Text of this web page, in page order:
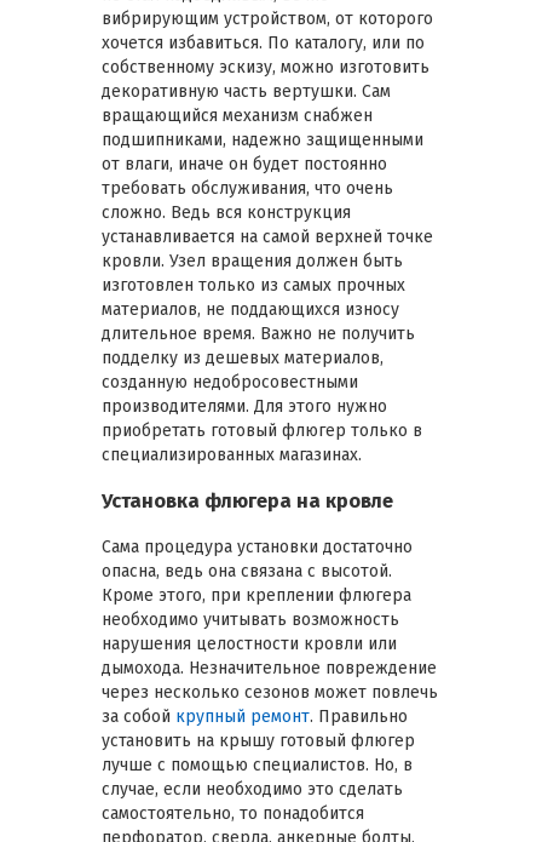
вибрирующим устройством, от которого
хочется избавиться. По каталогу, или по
собственному эскизу, можно изготовить
декоративную часть вертушки. Сам
вращающийся механизм снабжен
подшипниками, надежно защищенными
от влаги, иначе он будет постоянно
требовать обслуживания, что очень
сложно. Ведь вся конструкция
устанавливается на самой верхней точке
кровли. Узел вращения должен быть
изготовлен только из самых прочных
материалов, не поддающихся износу
длительное время. Важно не получить
подделку из дешевых материалов,
созданную недобросовестными
производителями. Для этого нужно
приобретать готовый флюгер только в
специализированных магазинах.
Установка флюгера на кровле
Сама процедура установки достаточно
опасна, ведь она связана с высотой.
Кроме этого, при креплении флюгера
необходимо учитывать возможность
нарушения целостности кровли или
дымохода. Незначительное повреждение
через несколько сезонов может повлечь
за собой крупный ремонт. Правильно
установить на крышу готовый флюгер
лучше с помощью специалистов. Но, в
случае, если необходимо это сделать
самостоятельно, то понадобится
перфоратор, сверла, анкерные болты,